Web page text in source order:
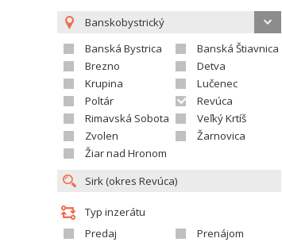
Banskobystrický
Banská Bystrica
Banská Štiavnica
Brezno
Detva
Krupina
Lučenec
Poltár
Revúca
Rimavská Sobota
Veľký Krtíš
Zvolen
Žarnovica
Žiar nad Hronom
Typ inzerátu
Predaj
Prenájom